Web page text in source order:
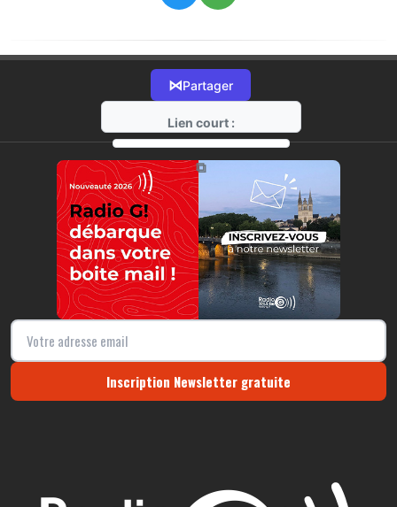
⋈Partager
Lien court :
https://radio-g.fr?17143
⧉
Inscription Newsletter gratuite